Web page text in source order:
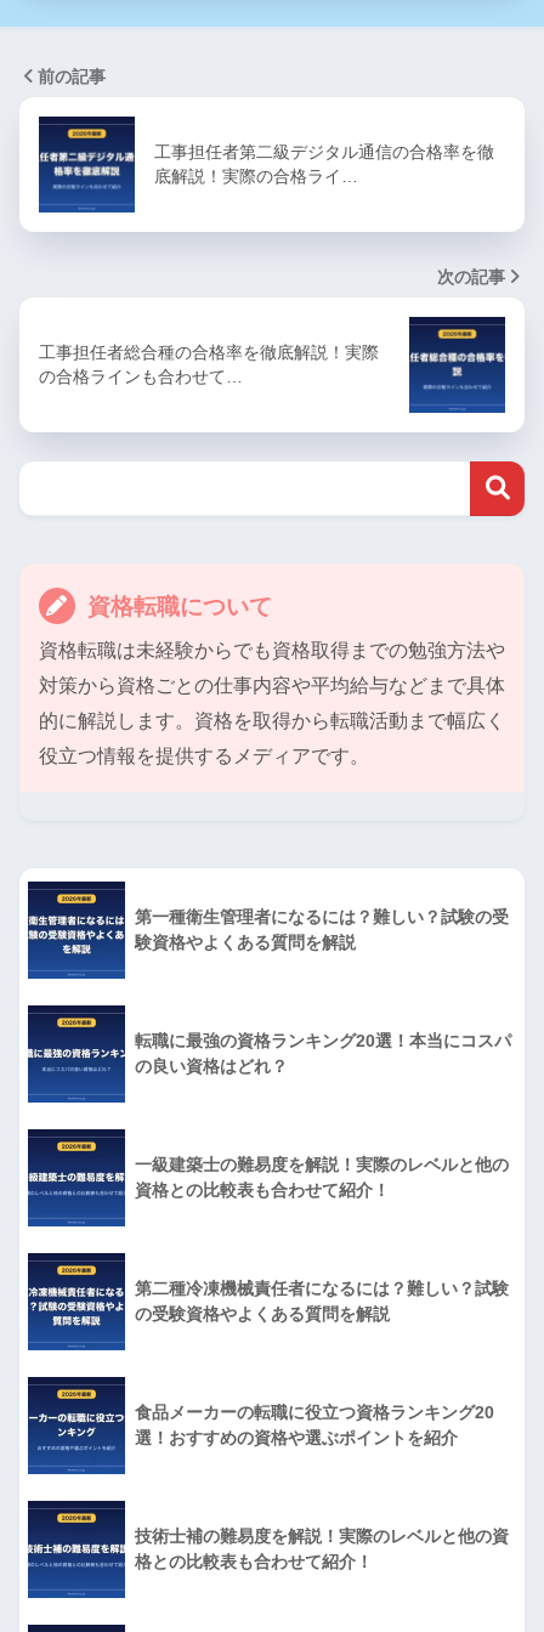
前の記事
工事担任者第二級デジタル通信の合格率を徹
底解説！実際の合格ライ…
次の記事
工事担任者総合種の合格率を徹底解説！実際
の合格ラインも合わせて…
資格転職について
資格転職は未経験からでも資格取得までの勉強方法や
対策から資格ごとの仕事内容や平均給与などまで具体
的に解説します。資格を取得から転職活動まで幅広く
役立つ情報を提供するメディアです。
第一種衛生管理者になるには？難しい？試験の受
験資格やよくある質問を解説
転職に最強の資格ランキング20選！本当にコスパ
の良い資格はどれ？
一級建築士の難易度を解説！実際のレベルと他の
資格との比較表も合わせて紹介！
第二種冷凍機械責任者になるには？難しい？試験
の受験資格やよくある質問を解説
食品メーカーの転職に役立つ資格ランキング20
選！おすすめの資格や選ぶポイントを紹介
技術士補の難易度を解説！実際のレベルと他の資
格との比較表も合わせて紹介！